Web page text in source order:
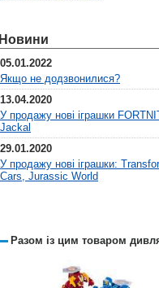
05.01.2022
Якщо не додзвонилися?
13.04.2020
У продажу нові іграшки
Jackal
29.01.2020
У продажу нові іграшки:
Cars, Jurassic World
Разом із цим товаром